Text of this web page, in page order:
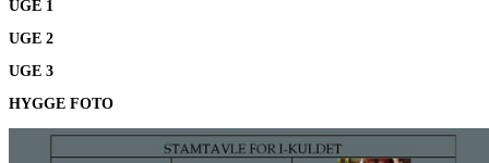
UGE 1
UGE 2
UGE 3
HYGGE FOTO